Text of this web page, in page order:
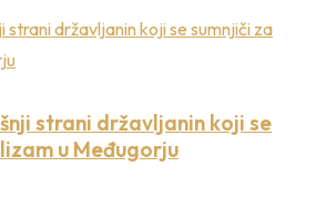
strani državljanin koji se
u Međugorju